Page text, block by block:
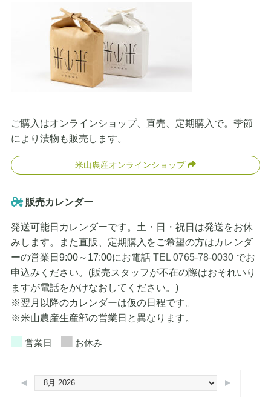
ご購入はオンラインショップ、直売、定期購入で。季節
により漬物も販売します。
米山農産オンラインショップ
販売カレンダー
発送可能日カレンダーです。土・日・祝日は発送をお休
みします。また直販、定期購入をご希望の方はカレンダ
ーの営業日9:00～17:00にお電話 TEL 0765-78-0030でお
申込みください。(販売スタッフが不在の際はおそれいり
ますが電話をかけなおしてください。)
※翌月以降のカレンダーは仮の日程です。
※米山農産生産部の営業日と異なります。
営業日 お休み